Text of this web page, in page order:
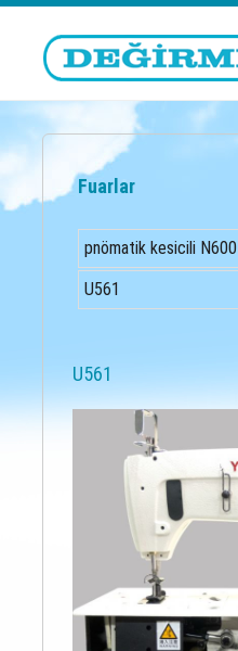
Fuarlar
pnömatik kesicili N600
U561
U561